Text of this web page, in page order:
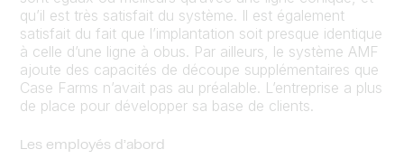
qu’il est très satisfait du système. Il est également
satisfait du fait que l’implantation soit presque identique
à celle d’une ligne à obus. Par ailleurs, le système AMF
ajoute des capacités de découpe supplémentaires que
Case Farms n’avait pas au préalable. L’entreprise a plus
de place pour développer sa base de clients.
Les employés d’abord